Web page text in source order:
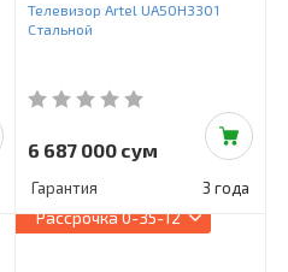
Телевизор Artel UA50H3301
Стальной
6 687 000 сум
Гарантия 3 года
Рассрочка0-35-12